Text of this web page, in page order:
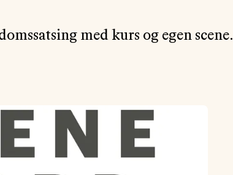
med kurs og egen scene.